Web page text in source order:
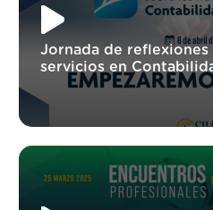
Jornada de reflexiones
servicios en